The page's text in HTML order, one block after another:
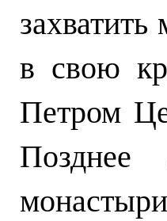
в свою
Петром
Позднее